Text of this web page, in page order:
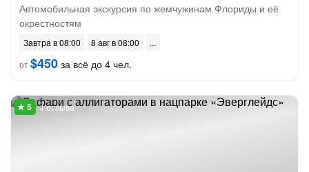
Автомобильная экскурсия по жемчужинам Флориды и её
окрестностям
Завтра в 08:00
8 авг в 08:00
от$450 за всё до 4 чел.
4 отзыва